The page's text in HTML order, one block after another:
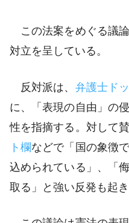
この法案をめぐる議
対立を呈している。
反対派は、 弁護士ド
に、「表現の自由」の
性を指摘する。対して賛
ト欄などで「国の象徴
込められている」、「
取る」と強い反発も起き